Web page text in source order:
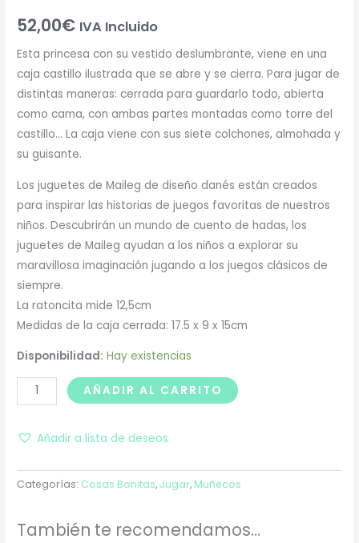
52,00€ IVA Incluido
Esta princesa con su vestido deslumbrante, viene en una
caja castillo ilustrada que se abre y se cierra. Para jugar de
distintas maneras: cerrada para guardarlo todo, abierta
como cama, con ambas partes montadas como torre del
castillo… La caja viene con sus siete colchones, almohada y
su guisante.
Los juguetes de Maileg de diseño danés están creados
para inspirar las historias de juegos favoritas de nuestros
niños. Descubrirán un mundo de cuento de hadas, los
juguetes de Maileg ayudan a los niños a explorar su
maravillosa imaginación jugando a los juegos clásicos de
siempre.
La ratoncita mide 12,5cm
Medidas de la caja cerrada: 17.5 x 9 x 15cm
Disponibilidad: Hay existencias
AÑADIR AL CARRITO
Añadir a lista de deseos
Categorías: Cosas Bonitas, Jugar, Muñecos
También te recomendamos…